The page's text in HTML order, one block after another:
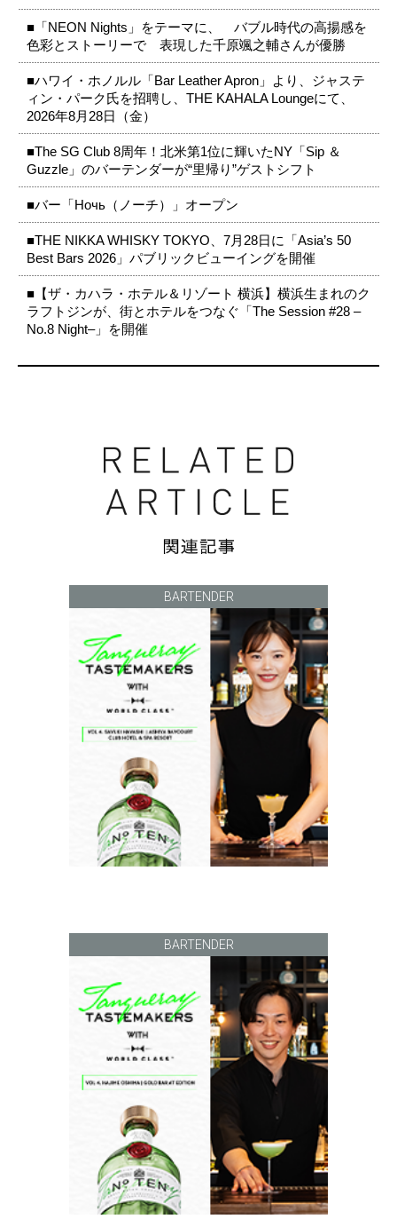
■「NEON Nights」をテーマに、 バブル時代の高揚感を
色彩とストーリーで 表現した千原颯之輔さんが優勝
■ハワイ・ホノルル「Bar Leather Apron」より、ジャステ
ィン・パーク氏を招聘し、THE KAHALA Loungeにて、
2026年8月28日（金）
■The SG Club 8周年！北米第1位に輝いたNY「Sip ＆
Guzzle」のバーテンダーが“里帰り”ゲストシフト
■バー「Ночь（ノーチ）」オープン
■THE NIKKA WHISKY TOKYO、7月28日に「Asia’s 50
Best Bars 2026」パブリックビューイングを開催
■【ザ・カハラ・ホテル＆リゾート 横浜】横浜生まれのク
ラフトジンが、街とホテルをつなぐ「The Session #28 –
No.8 Night–」を開催
BARTENDER
BARTENDER